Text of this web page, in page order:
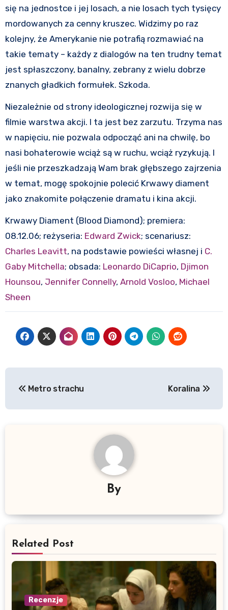
się na jednostce i jej losach, a nie losach tych tysięcy
mordowanych za cenny kruszec. Widzimy po raz
kolejny, że Amerykanie nie potrafią rozmawiać na
takie tematy – każdy z dialogów na ten trudny temat
jest spłaszczony, banalny, zebrany z wielu dobrze
znanych gładkich formułek. Szkoda.
Niezależnie od strony ideologicznej rozwija się w
filmie warstwa akcji. I ta jest bez zarzutu. Trzyma nas
w napięciu, nie pozwala odpocząć ani na chwilę, bo
nasi bohaterowie wciąż są w ruchu, wciąż ryzykują. I
jeśli nie przeszkadzają Wam brak głębszego zajrzenia
w temat, mogę spokojnie polecić Krwawy diament
jako znakomite połączenie dramatu i kina akcji.
Krwawy Diament (Blood Diamond); premiera:
08.12.06; reżyseria: Edward Zwick; scenariusz:
Charles Leavitt, na podstawie powieści własnej i C.
Gaby Mitchella; obsada: Leonardo DiCaprio, Djimon
Hounsou, Jennifer Connelly, Arnold Vosloo, Michael
Sheen
Metro strachu Koralina
By
Related Post
Recenzje